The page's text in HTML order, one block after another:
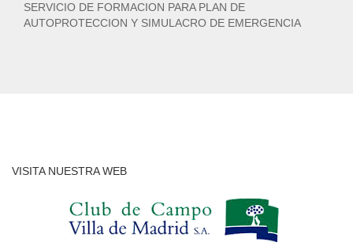
SERVICIO DE FORMACION PARA PLAN DE
AUTOPROTECCION Y SIMULACRO DE EMERGENCIA
VISITA NUESTRA WEB